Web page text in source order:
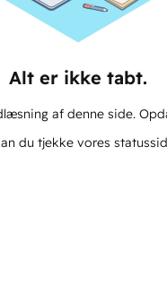
Alt er ikke tabt.
af denne side.
du tjekke vores